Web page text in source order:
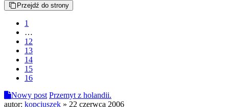
Przejdź do strony
1
…
12
13
14
15
16
Nowy post Przemyt z holandii.
autor: kopciuszek » 22 czerwca 2006